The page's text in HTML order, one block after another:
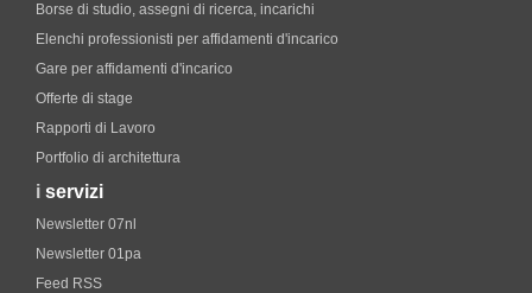
Borse di studio, assegni di ricerca, incarichi
Elenchi professionisti per affidamenti d'incarico
Gare per affidamenti d'incarico
Offerte di stage
Rapporti di Lavoro
Portfolio di architettura
i servizi
Newsletter 07nl
Newsletter 01pa
Feed RSS